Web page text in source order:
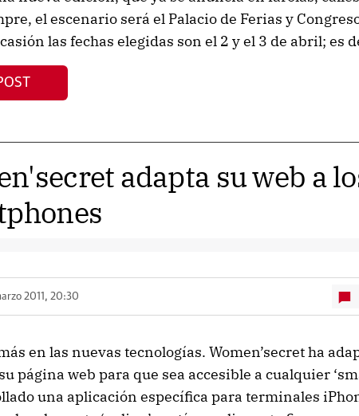
el escenario será el Palacio de Ferias y
las fechas elegidas son el 2 y el 3 de abril; es
adapta su web a
2011, 20:30
en las nuevas tecnologías. Women’secret ha
página web para que sea accesible a cualquier
una aplicación específica para terminales